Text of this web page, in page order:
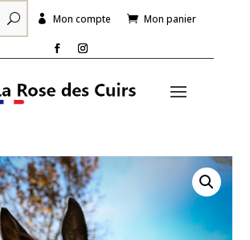
 Mon compte  Mon panier